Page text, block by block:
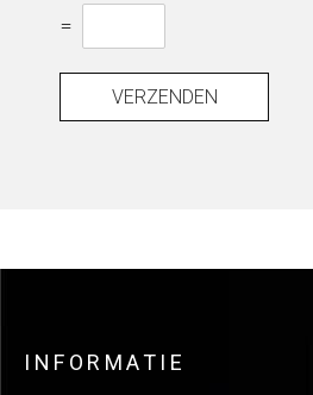
=
VERZENDEN
INFORMATIE